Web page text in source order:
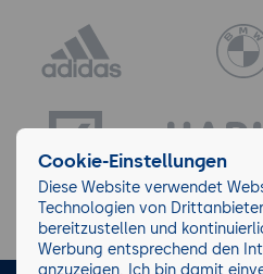
Cookie-Einstellungen
Diese Website verwendet
Technologien von
bereitzustellen und
Werbung entsprechend den
anzuzeigen. Ich bin damit